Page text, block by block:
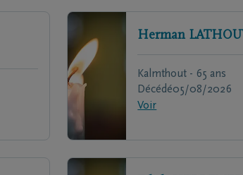
Herman
Kalmthout - 65 ans
Décédé05/08/2026
Voir